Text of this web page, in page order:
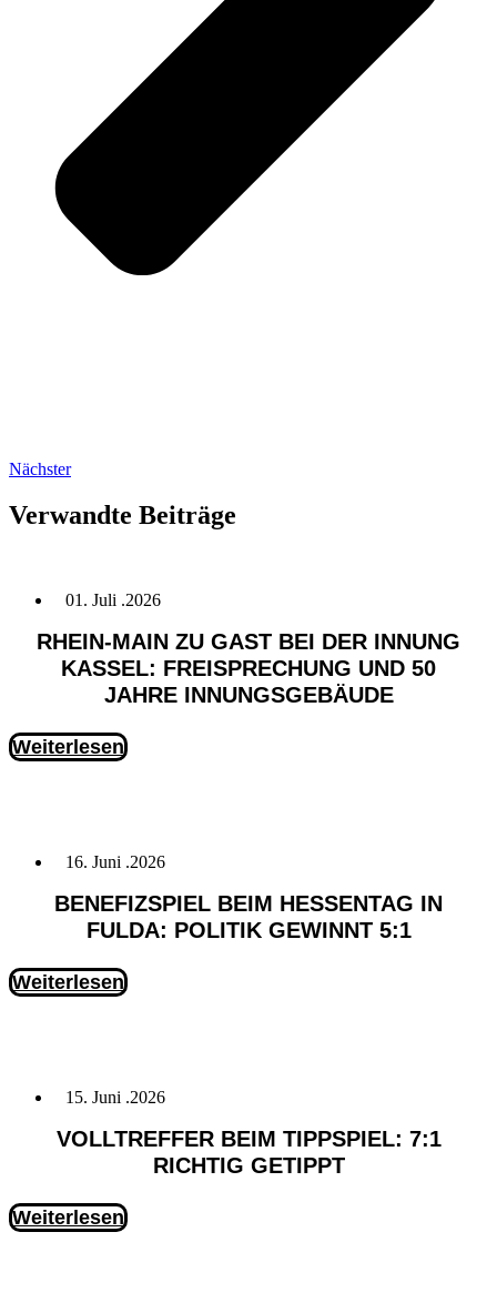
Nächster
Verwandte Beiträge
01. Juli .2026
RHEIN-MAIN ZU GAST BEI DER INNUNG
KASSEL: FREISPRECHUNG UND 50
JAHRE INNUNGSGEBÄUDE
Weiterlesen
16. Juni .2026
BENEFIZSPIEL BEIM HESSENTAG IN
FULDA: POLITIK GEWINNT 5:1
Weiterlesen
15. Juni .2026
VOLLTREFFER BEIM TIPPSPIEL: 7:1
RICHTIG GETIPPT
Weiterlesen